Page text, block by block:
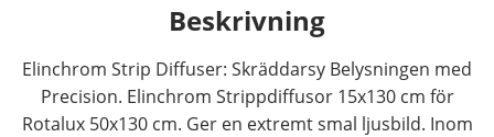
Beskrivning
Elinchrom Strip Diffuser: Skräddarsy Belysningen med
Precision. Elinchrom Strippdiffusor 15x130 cm för
Rotalux 50x130 cm. Ger en extremt smal ljusbild. Inom